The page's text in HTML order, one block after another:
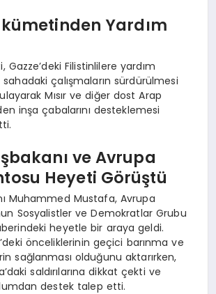
Yardım
Gazze’deki Filistinlilere yardım
çalışmaların sürdürülmesi
Mısır ve diğer dost Arap
inşa çabalarını desteklemesi
ve Avrupa
Heyeti Görüştü
Muhammed Mustafa, Avrupa
Sosyalistler ve Demokratlar Grubu
heyetle bir araya geldi.
önceliklerinin geçici barınma ve
sağlanması olduğunu aktarırken,
saldırılarına dikkat çekti ve
destek talep etti.